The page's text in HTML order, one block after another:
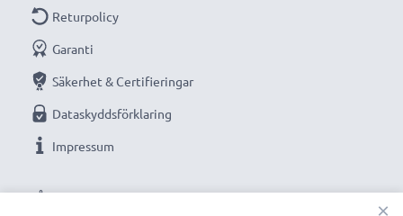
VÅRA BETALNINGSALTERNATIV
Returpolicy
Garanti
Säkerhet & Certifieringar
Dataskyddsförklaring
Impressum
×